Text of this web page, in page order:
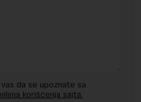
da se upoznate sa
korišćenja sajta.